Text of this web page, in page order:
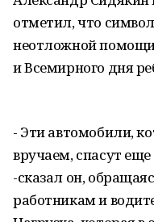
отметил, что
неотложной
и Всемирного дня
- Эти автомобили,
вручаем, спасут
-сказал он,
работникам и